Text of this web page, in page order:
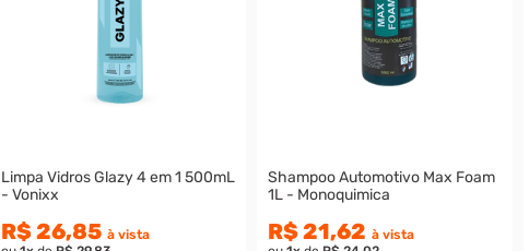
Limpa Vidros Glazy 4 em 1 500mL
- Vonixx
R$ 26,85 à vista
Shampoo Automotivo Max Foam
1L - Monoquimica
R$ 21,62 à vista